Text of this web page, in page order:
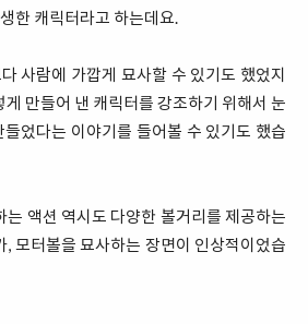
한 캐릭터라고 하는데요.
사람에 가깝게 묘사할 수 있기도 했었지
게 만들어 낸 캐릭터를 강조하기 위해서 눈
었다는 이야기를 들어볼 수 있기도 했습
는 액션 역시도 다양한 볼거리를 제공하는
, 모터볼을 묘사하는 장면이 인상적이었습